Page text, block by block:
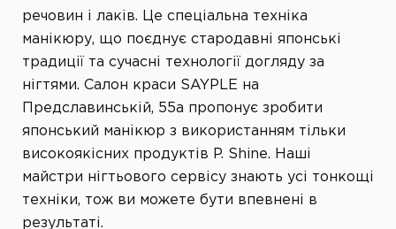
речовин і лаків. Це спеціальна техніка
манікюру, що поєднує стародавні японські
традиції та сучасні технології догляду за
нігтями. Салон краси SAYPLE на
Предславинській, 55а пропонує зробити
японський манікюр з використанням тільки
високоякісних продуктів P. Shine. Наші
майстри нігтьового сервісу знають усі тонкощі
техніки, тож ви можете бути впевнені в
результаті.